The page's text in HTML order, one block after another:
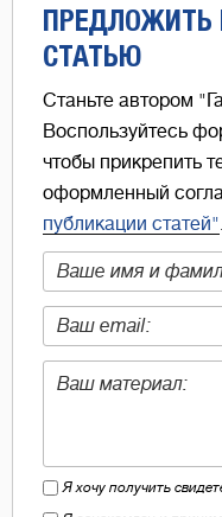
ПРЕДЛОЖИТЬ
СТАТЬЮ
Станьте автором
Воспользуйтесь
чтобы прикрепить
оформленный
публикации статей"
Я хочу получить